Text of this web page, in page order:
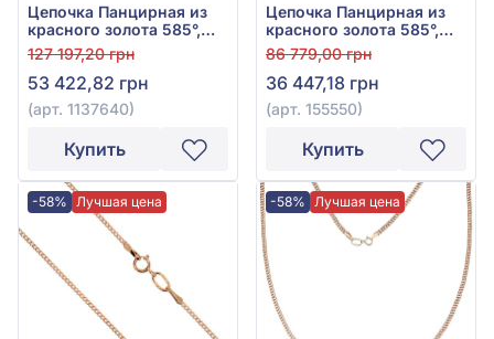
Цепочка Панцирная из
красного золота 585°,
арт. 1137640
127 197,20 грн
53 422,82 грн
(арт. 1137640)
Купить
Цепочка Панцирная из
красного золота 585°,
арт. 155550
86 779,00 грн
36 447,18 грн
(арт. 155550)
Купить
-58% Лучшая цена -58% Лучшая цена